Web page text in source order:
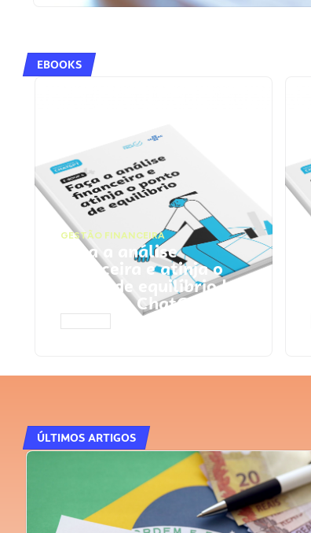
EBOOKS
GESTÃO FINANCEIRA
Faça a análise
financeira e atinja o
ponto de equilíbrio |
Prompts ChatGPT
ÚLTIMOS ARTIGOS